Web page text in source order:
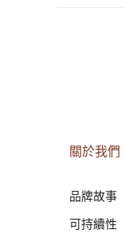
關於我們
品牌故事
可持續性